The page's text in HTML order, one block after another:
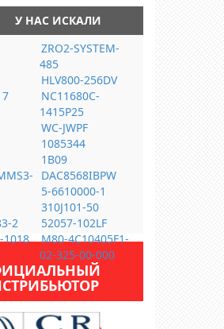
У НАС ИСКАЛИ
ZRO2-SYSTEM-
485
HLV800-256DV
NC11680C-
1415P25
WC-JWPF
1085344
1B09
DAC8568IBPW
5-6610000-1
310J101-50
2
52057-102LF
1018
M80-4C10405F1-
02-325-00-000